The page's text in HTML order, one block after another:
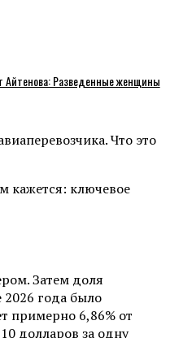
Айтенова: Разведенные женщины
Что это
кажется: ключевое
Затем доля
2026 года было
примерно 6,86% от
долларов за одну